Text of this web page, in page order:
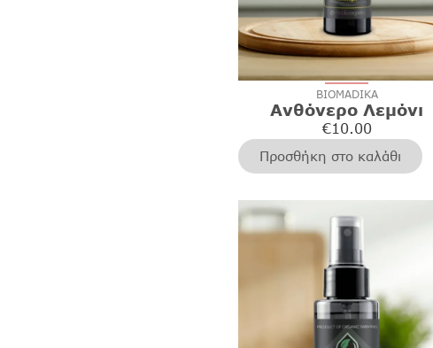
BIOMADIKA
Ανθόνερο Λεμόνι
€10.00
Προσθήκη στο καλάθι